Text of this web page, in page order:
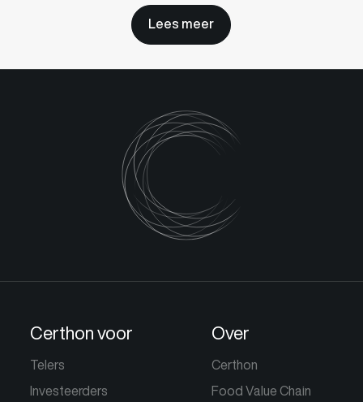
Lees meer
Certhon voor
Telers
Investeerders
Over
Certhon
Food Value Chain